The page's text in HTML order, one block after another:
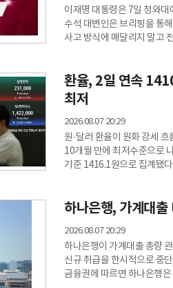
이재명 대통령은 7일 청와대
수석 대변인은 브리핑을 통
사고 방식에 매달리지 말고
환율, 2일 연속
최저
2026.08.07 20:29
원·달러 환율이 원화 강세
10개월 만에 최저수준으로
기준 1416.1원으로 집계됐
(ADR) 상장에 따른 달러 물
하나은행, 가계대
2026.08.07 20:29
하나은행이 가계대출 총량
신규 취급을 한시적으로 중
금융권에 따르면 하나은행